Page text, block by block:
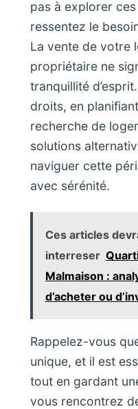
pas à explorer
ressentez le
La vente de votre
propriétaire ne
tranquillité
droits, en
recherche de
solutions
naviguer cette
avec sérénité.
Ces articles
interreser
Malmaison :
d’acheter ou
Rappelez-vous
unique, et il est
tout en gardant
vous rencontrez